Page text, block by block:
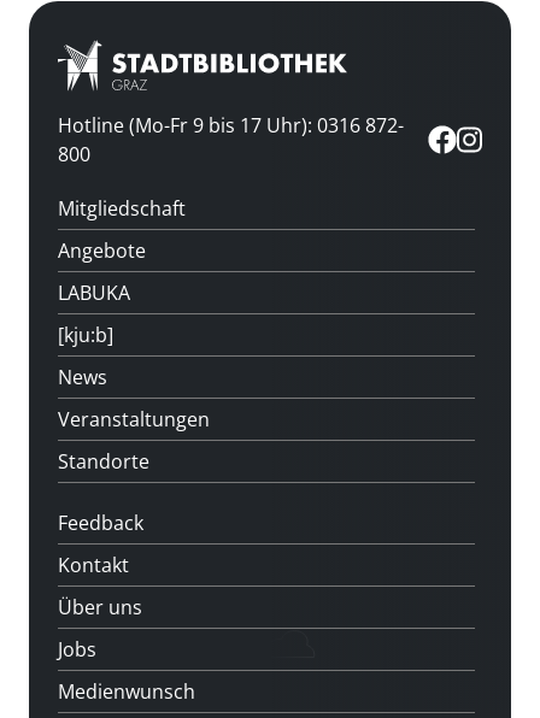
Hotline (Mo-Fr 9 bis 17 Uhr): 0316 872-
800
Mitgliedschaft
Angebote
LABUKA
[kju:b]
News
Veranstaltungen
Standorte
Feedback
Kontakt
Über uns
Jobs
Medienwunsch